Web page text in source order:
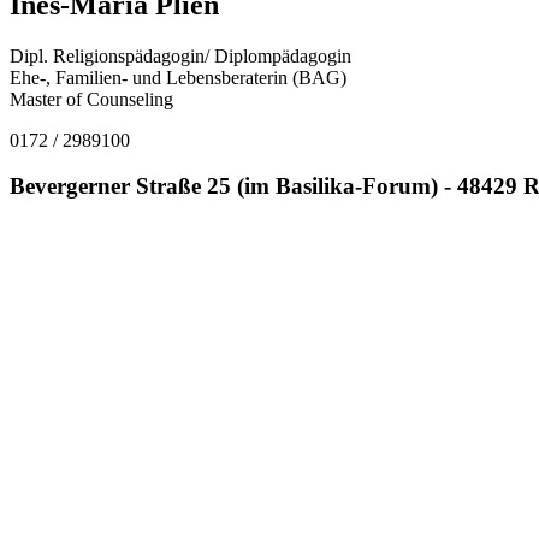
Dipl. Religionspädagogin/ Diplompädagogin
Ehe-, Familien- und Lebensberaterin (BAG)
Master of Counseling
0172 / 2989100
Bevergerner Straße 25 (im Basilika-Forum) - 48429